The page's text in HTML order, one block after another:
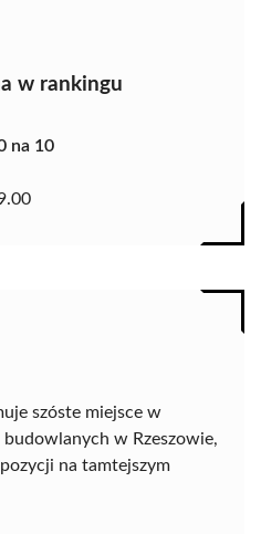
w rankingu
na 10
szóste miejsce w
w Rzeszowie,
na tamtejszym